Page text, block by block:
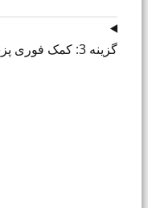
گزینه 3: کمک فوری پزشکی بدون تامین شواهد